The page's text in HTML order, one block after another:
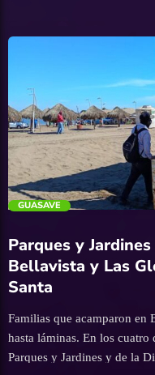
acciones para brindar
vacacionaron en los 198
estado. Durante dicho
más de 2 millones 800 mil
Mayor, los cuerpos de
como: golpes, heridas,
personas fueron
GUASAVE
Parques y
Bellavista y Las
Santa
Familias que acamparon en
hasta láminas. En los cuatro
Parques y Jardines y de la